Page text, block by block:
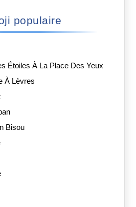
populaire
Étoiles À La Place Des Yeux
À Lèvres
Bisou